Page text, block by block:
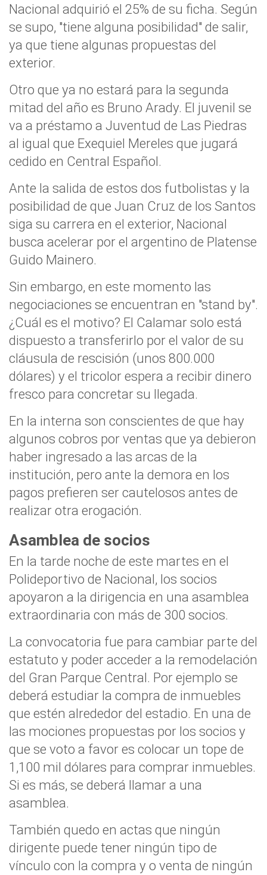
Nacional adquirió el 25% de su ficha. Según
se supo, "tiene alguna posibilidad" de salir,
ya que tiene algunas propuestas del
exterior.
Otro que ya no estará para la segunda
mitad del año es Bruno Arady. El juvenil se
va a préstamo a Juventud de Las Piedras
al igual que Exequiel Mereles que jugará
cedido en Central Español.
Ante la salida de estos dos futbolistas y la
posibilidad de que Juan Cruz de los Santos
siga su carrera en el exterior, Nacional
busca acelerar por el argentino de Platense
Guido Mainero.
Sin embargo, en este momento las
negociaciones se encuentran en "stand by".
¿Cuál es el motivo? El Calamar solo está
dispuesto a transferirlo por el valor de su
cláusula de rescisión (unos 800.000
dólares) y el tricolor espera a recibir dinero
fresco para concretar su llegada.
En la interna son conscientes de que hay
algunos cobros por ventas que ya debieron
haber ingresado a las arcas de la
institución, pero ante la demora en los
pagos prefieren ser cautelosos antes de
realizar otra erogación.
Asamblea de socios
En la tarde noche de este martes en el
Polideportivo de Nacional, los socios
apoyaron a la dirigencia en una asamblea
extraordinaria con más de 300 socios.
La convocatoria fue para cambiar parte del
estatuto y poder acceder a la remodelación
del Gran Parque Central. Por ejemplo se
deberá estudiar la compra de inmuebles
que estén alrededor del estadio. En una de
las mociones propuestas por los socios y
que se voto a favor es colocar un tope de
1,100 mil dólares para comprar inmuebles.
Si es más, se deberá llamar a una
asamblea.
También quedo en actas que ningún
dirigente puede tener ningún tipo de
vínculo con la compra y o venta de ningún